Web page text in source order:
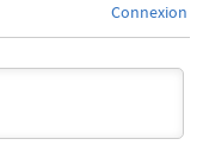
Connexion